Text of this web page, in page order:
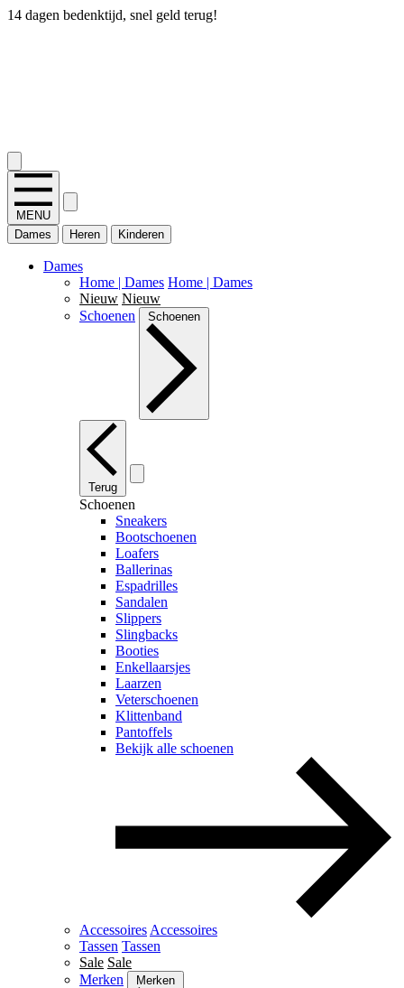
14 dagen bedenktijd, snel geld terug!
MENU
Dames
Heren Kinderen
Dames
Home | Dames Home | Dames
Nieuw Nieuw
Schoenen
Schoenen
Terug
Schoenen
Sneakers
Bootschoenen
Loafers
Ballerinas
Espadrilles
Sandalen
Slippers
Slingbacks
Booties
Enkellaarsjes
Laarzen
Veterschoenen
Klittenband
Pantoffels
Bekijk alle schoenen
Accessoires Accessoires
Tassen Tassen
Sale Sale
Merken
Merken